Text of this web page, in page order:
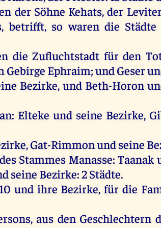
der Söhne Kehats,der
betrifft, so waren die Städte
die Zufluchtstadt für den
Gebirge Ephraim;und Geser
Bezirke,und Beth-Horon
: Elteke und seine Bezirke,
Gat-Rimmonund seine
des Stammes Manasse: Taanak
seine Bezirke: 2Städte.
10 und ihre Bezirke,für die
,aus den Geschlechtern